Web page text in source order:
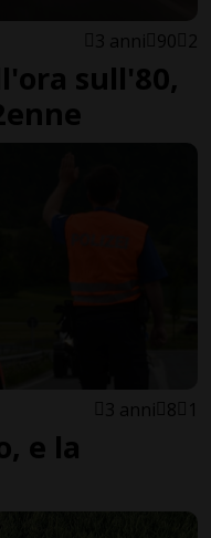
3 anni 90 2
sull'80,
3 anni 8 1
e la